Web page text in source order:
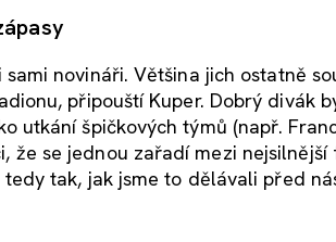
novináři. Většina jich ostatně
připouští Kuper. Dobrý divák
utkání špičkových týmů (např.
že se jednou zařadí mezi
tak, jak jsme to dělávali před